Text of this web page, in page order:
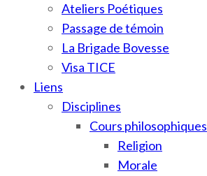
Ateliers Poétiques
Passage de témoin
La Brigade Bovesse
Visa TICE
Liens
Disciplines
Cours philosophiques
Religion
Morale